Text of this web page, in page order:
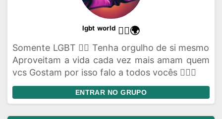
ˡᵍᵇᵗ ʷᵒʳˡᵈ 🏳️‍🌈🌍
Somente LGBT 🏳️‍🌈 Tenha orgulho de si mesmo
Aproveitam a vida cada vez mais amam quem
vcs Gostam por isso falo a todos vocês 🏳️‍🌈💌
ENTRAR NO GRUPO